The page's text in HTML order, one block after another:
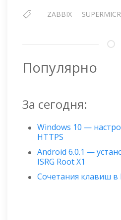
ZABBIX
Популярно
За сегодня:
Windows 10 —
HTTPS
Android 6.0.1 —
ISRG Root X1
Сочетания клавиш в